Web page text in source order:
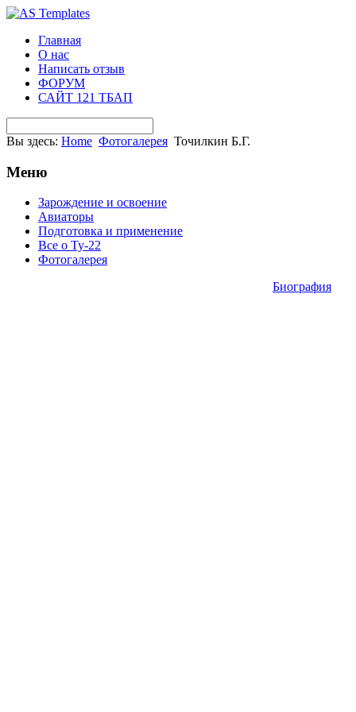
Главная
О нас
Написать отзыв
ФОРУМ
САЙТ 121 ТБАП
Вы здесь: Home Фотогалерея Точилкин Б.Г.
Меню
Зарождение и освоение
Авиаторы
Подготовка и применение
Все о Ту-22
Фотогалерея
Биография